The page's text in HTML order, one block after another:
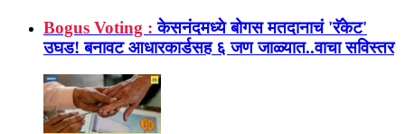
Bogus Voting : केसनंदमध्ये बोगस मतदानाचं 'रॅकेट'
उघड! बनावट आधारकार्डसह ६ जण जाळ्यात..वाचा सविस्तर